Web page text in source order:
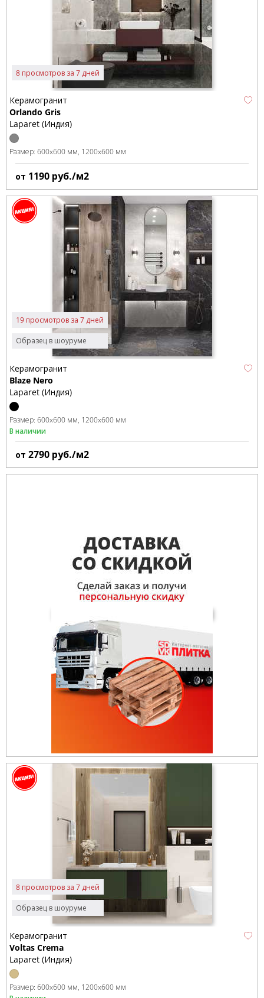
8 просмотров за 7 дней
Керамогранит
Orlando Gris
Laparet (Индия)
Размер: 600x600 мм 1200x600 мм
от 1190 руб./м2
Образец в шоуруме
19 просмотров за 7 дней
Керамогранит
Blaze Nero
Laparet (Индия)
Размер: 600x600 мм 1200x600 мм
В наличии
от 2790 руб./м2
Образец в шоуруме
8 просмотров за 7 дней
Керамогранит
Voltas Crema
Laparet (Индия)
Размер: 600x600 мм 1200x600 мм